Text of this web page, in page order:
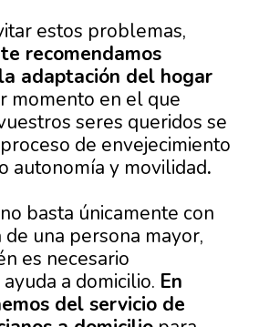
estos problemas,
recomendamos
adaptación del hogar
momento en el que
seres queridos se
de envejecimiento
autonomía y movilidad.
basta únicamente con
una persona mayor,
es necesario
a domicilio. En
del servicio de